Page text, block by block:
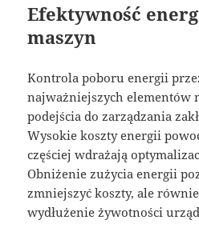
Efektywność
maszyn
Kontrola poboru energii
najważniejszych elementów
podejścia do zarządzania
Wysokie koszty energii
częściej wdrażają
Obniżenie zużycia energii
zmniejszyć koszty, ale
wydłużenie żywotności